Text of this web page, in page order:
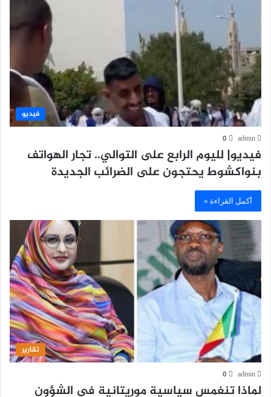
فيديو
admin
0
فيديو| لليوم الرابع على التوالي.. تجار الهواتف
بنواكشوط يحتجون على الضرائب الجديدة
أكمل القراءة »
تقارير
admin
0
لماذا تنغمس سياسية موريتانية في الشؤون